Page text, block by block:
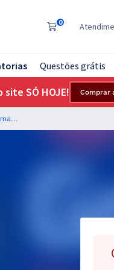
0
Questões grátis
SÓ HOJE! Comprar
Prefeitura de Campina Grande - PB - Técnico de Enfermagem do Trabalho (Pós-Edital)